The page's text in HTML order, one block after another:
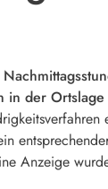
in der
Anzeige